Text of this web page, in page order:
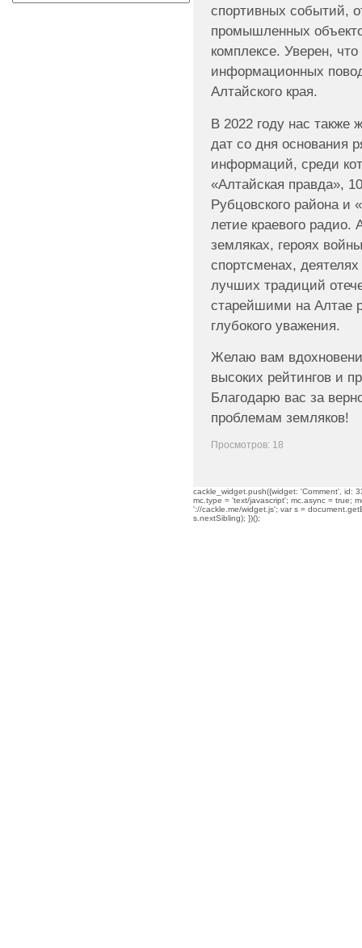
спортивных событий,
промышленных
комплексе. Уверен,
информационных
Алтайского края.
В 2022 году нас также
дат со дня основания
информаций, среди
«Алтайская правда»,
Рубцовского района и
летие краевого
земляках, героях
спортсменах,
лучших традиций
старейшими на Алтае
глубокого уважения.
Желаю вам
высоких рейтингов и
Благодарю вас за
проблемам земляков!
Просмотров: 18
cackle_widget.push({widget: 'Comment', id:
mc.type = 'text/javascript'; mc.async = true;
'://cackle.me/widget.js'; var s =
s.nextSibling); })();